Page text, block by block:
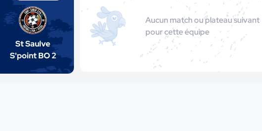
St Saulve
S'point BO 2
Aucun match ou plateau suivant
pour cette équipe